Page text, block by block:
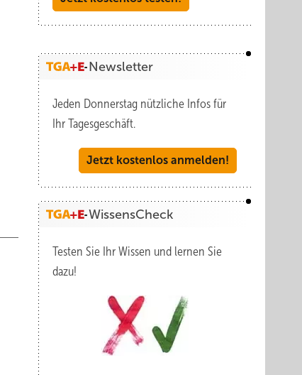
Newsletter
Jeden Donnerstag nützliche Infos für
Ihr Tagesgeschäft.
Jetzt kostenlos anmelden!
WissensCheck
Testen Sie Ihr Wissen und lernen Sie
dazu!